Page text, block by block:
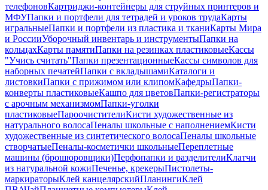
телефоновКартриджи-контейнеры для струйных принтеров и
МФУПапки и портфели для тетрадей и уроков трудаКарты
игральныеПапки и портфели из пластика и тканиКарты Мира
и РоссииУборочный инвентарь и инструментыПапки на
кольцахКарты памятиПапки на резинках пластиковыеКассы
"Учись считать"Папки презентационныеКассы символов для
наборных печатейПапки с вкладышамиКаталоги и
листовкиПапки с прижимом или клипомКафедрыПапки-
конверты пластиковыеКашпо для цветовПапки-регистраторы
с арочным механизмомПапки-уголки
пластиковыеПароочистителиКисти художественные из
натурального волосаПеналы школьные с наполнениемКисти
художественные из синтетического волосаПеналы школьные
створчатыеПеналы-косметички школьныеПереплетные
машины (брошюровщики)Перфопапки и разделителиКлатчи
из натуральной кожиПеченье, крекерыПистолеты-
маркираторыКлей канцелярскийПланингиКлей